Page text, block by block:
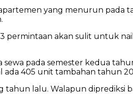
yang menurun pada
akan sulit untuk
sewa pada semester kedua
ada 405 unit tambahan tahun
lalu. Walapun diprediksi